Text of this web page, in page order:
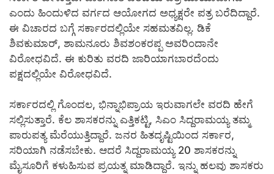
ಎಂದು ಹಿಂದುಳಿದ ವರ್ಗದ ಆಯೋಗದ ಅಧ್ಯಕ್ಷರೇ ಪತ್ರ ಬರೆದಿದ್ದಾರೆ.
ಈ ವಿಚಾರದ ಬಗ್ಗೆ ಸರ್ಕಾರದಲ್ಲಿಯೇ ಸಹಮತವಿಲ್ಲ. ಡಿಕೆ
ಶಿವಕುಮಾರ್, ಶಾಮನೂರು ಶಿವಶಂಕರಪ್ಪ ಅವರಿಂದಾನೇ
ವಿರೋಧವಿದೆ. ಈ ಕುರಿತು ವರದಿ ಜಾರಿಯಾಗಬಾರದೆಂದು
ಪಕ್ಷದಲ್ಲಿಯೇ ವಿರೋಧವಿದೆ.
ಸರ್ಕಾರದಲ್ಲಿ ಗೊಂದಲ, ಭಿನ್ನಾಭಿಪ್ರಾಯ ಇರುವಾಗಲೇ ವರದಿ ಹೇಗೆ
ಸಲ್ಲಿಸುತ್ತಾರೆ. ಕೆಲ ಶಾಸಕರನ್ನು ಎತ್ತಿಕಟ್ಟಿ, ಸಿಎಂ ಸಿದ್ದರಾಮಯ್ಯ ತಮ್ಮ
ಪಾರುಪತ್ಯ ಮೆರೆಯುತ್ತಿದ್ದಾರೆ. ಜನರ ಹಿತದೃಷ್ಟಿಯಿಂದ ಸರ್ಕಾರ,
ಸರಿಯಾಗಿ ನಡೆಸಬೇಕು. ಆದರೆ ಸಿದ್ದರಾಮಯ್ಯ 20 ಶಾಸಕರನ್ನು
ಮೈಸೂರಿಗೆ ಕಳುಹಿಸುವ ಪ್ರಯತ್ನ ಮಾಡಿದ್ದಾರೆ. ಇನ್ನು ಹಲವು ಶಾಸಕರು